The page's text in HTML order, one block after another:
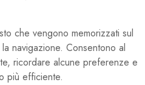
che vengono memorizzati sul
navigazione. Consentono al
ricordare alcune preferenze e
più efficiente.